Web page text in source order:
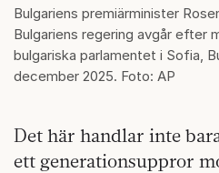
Bulgariens premiärminister
Bulgariens regering avgår efter
bulgariska parlamentet i Sofia,
december 2025. Foto: AP
Det här handlar inte
ett generationsuppror